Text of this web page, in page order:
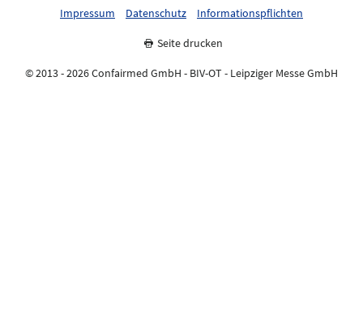
Impressum
Datenschutz Informationspflichten
Seite drucken
© 2013 - 2026 Confairmed GmbH - BIV-OT - Leipziger Messe GmbH